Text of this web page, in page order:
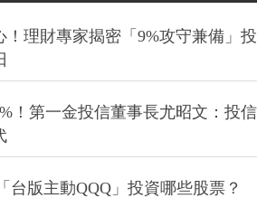
理財專家揭密「9%攻守兼備」投
！第一金投信董事長尤昭文：投信
台版主動QQQ」投資哪些股票？